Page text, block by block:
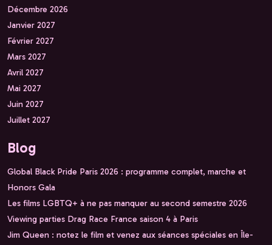
Décembre 2026
Janvier 2027
Février 2027
Mars 2027
Avril 2027
Mai 2027
Juin 2027
Juillet 2027
Blog
Global Black Pride Paris 2026 : programme complet, marche et
Honors Gala
Les films LGBTQ+ à ne pas manquer au second semestre 2026
Viewing parties Drag Race France saison 4 à Paris
Jim Queen : notez le film et venez aux séances spéciales en Île-